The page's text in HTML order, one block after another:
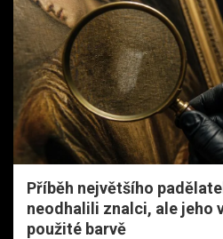
Příběh největšího
neodhalili znalci, ale jeho
použité barvě